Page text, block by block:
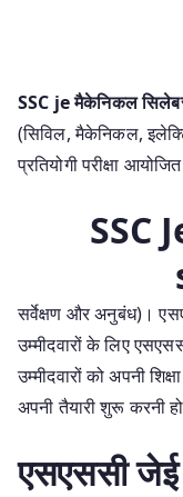
SSC je मैकेनिकल
(सिविल, मैकेनिकल,
प्रतियोगी परीक्षा
SSC
सर्वेक्षण और अनुबंध)।
उम्मीदवारों के लिए
उम्मीदवारों को अपनी
अपनी तैयारी शुरू करनी
एसएससी